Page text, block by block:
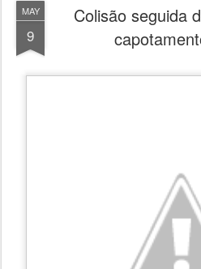
MAY
9
Colisão seguida